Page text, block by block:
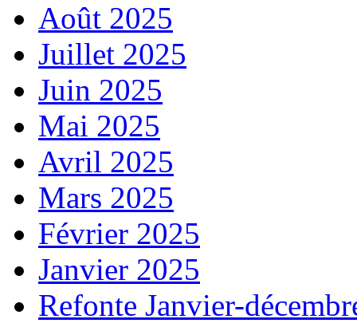
Août 2025
Juillet 2025
Juin 2025
Mai 2025
Avril 2025
Mars 2025
Février 2025
Janvier 2025
Refonte Janvier-